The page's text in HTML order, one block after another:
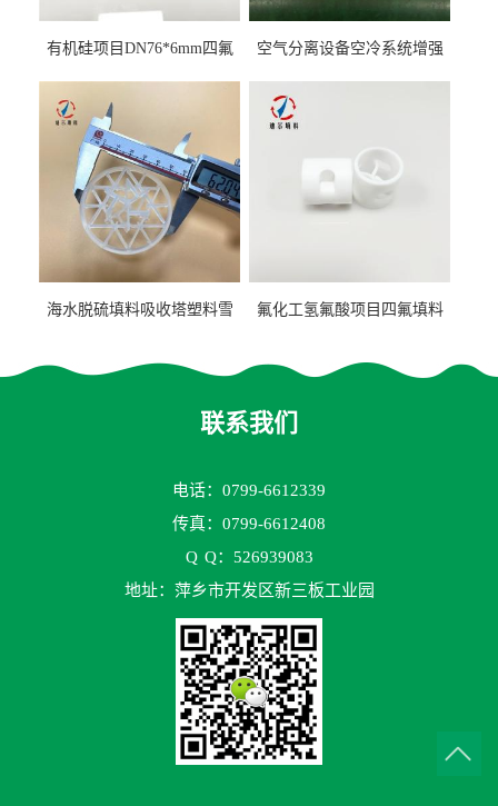
有机硅项目DN76*6mm四氟
空气分离设备空冷系统增强
海水脱硫填料吸收塔塑料雪
氟化工氢氟酸项目四氟填料
蚀
联系我们
电话：0799-6612339
传真：0799-6612408
Q Q：526939083
地址：萍乡市开发区新三板工业园